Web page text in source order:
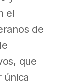
el
de
que
única